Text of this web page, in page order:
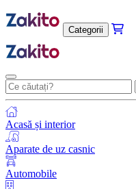
Categorii
Acasă și interior
Aparate de uz casnic
Automobile